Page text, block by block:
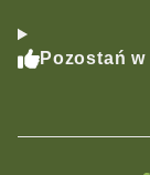
Pozostań